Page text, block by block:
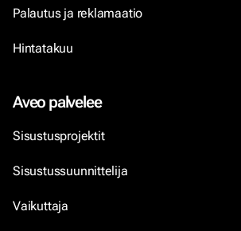
Palautus ja reklamaatio
Hintatakuu
Aveo palvelee
Sisustusprojektit
Sisustussuunnittelija
Vaikuttaja